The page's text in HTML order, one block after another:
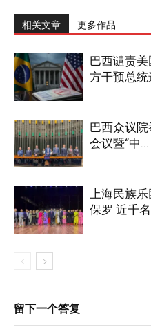
相关文章 更多作品
巴西谴责
方干预总统
巴西众议
会议暨“中...
上海民族
保罗 近千
留下一个答复